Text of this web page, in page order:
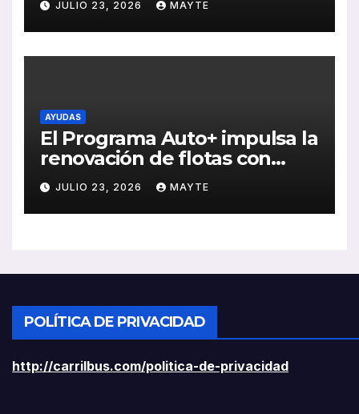
ventas, pedidos y
rentabilidad
JULIO 23, 2026 MAYTE
AYUDAS
El Programa Auto+ impulsa la
renovación de flotas con
ayudas a vehículos eléctricos
ligeros
JULIO 23, 2026 MAYTE
POLÍTICA DE PRIVACIDAD
http://carrilbus.com/politica-de-privacidad